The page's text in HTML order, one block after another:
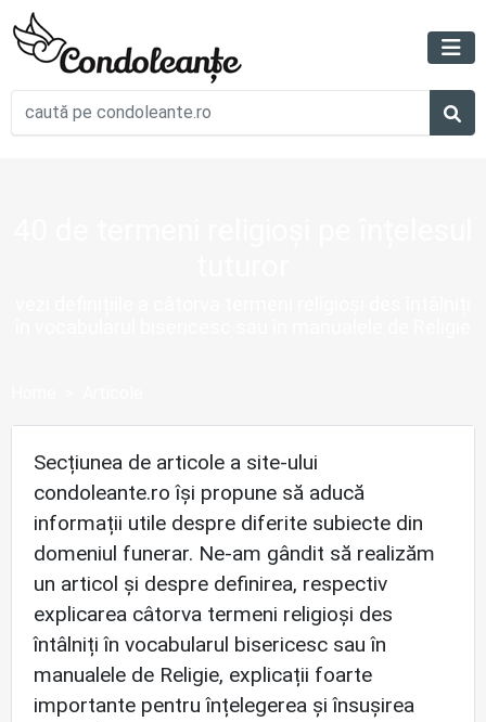
Secțiunea de articole a site-ului
condoleante.ro își propune să aducă
informații utile despre diferite subiecte din
domeniul funerar. Ne-am gândit să realizăm
un articol și despre definirea, respectiv
explicarea câtorva termeni religioși des
întâlniți în vocabularul bisericesc sau în
manualele de Religie, explicații foarte
importante pentru înțelegerea și însușirea